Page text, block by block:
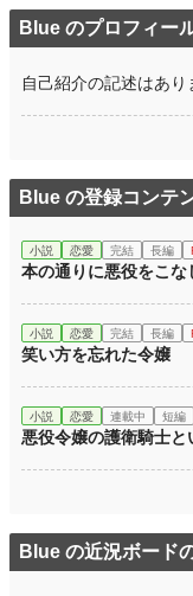
Blue のプロフィー
自己紹介の記述はあり
Blue の登録コンテ
小説 恋愛 完結 長編
本の通りに悪役をこ
小説 恋愛 完結 長編
笑い方を忘れた令嬢
小説 恋愛 連載中 短編
悪役令嬢の護衛騎士
Blue の近況ボード